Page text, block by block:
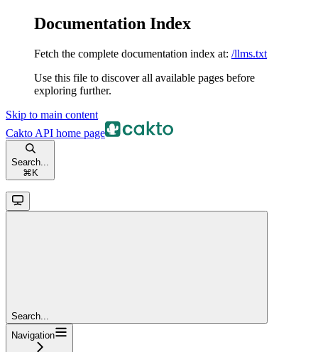
Documentation Index
Fetch the complete documentation index at: /llms.txt
Use this file to discover all available pages before
exploring further.
Skip to main content
Cakto API home page
Search...
⌘ K
Search...
Navigation